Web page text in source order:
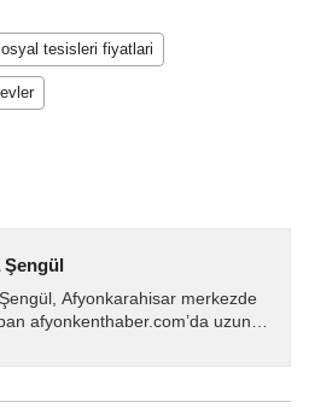
tesisleri fiyatlari
Şengül
Afyonkarahisar merkezde
afyonkenthaber.com’da uzun
akışı...